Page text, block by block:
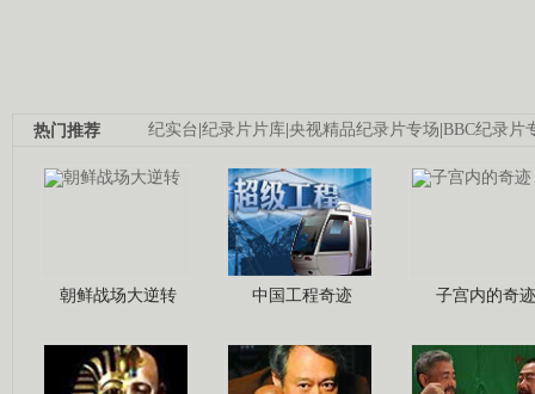
纪实台|纪录片片库|央视精品纪录片专场|BBC纪录片
热门推荐
朝鲜战场大逆转 中国工程奇迹 子宫内的奇迹